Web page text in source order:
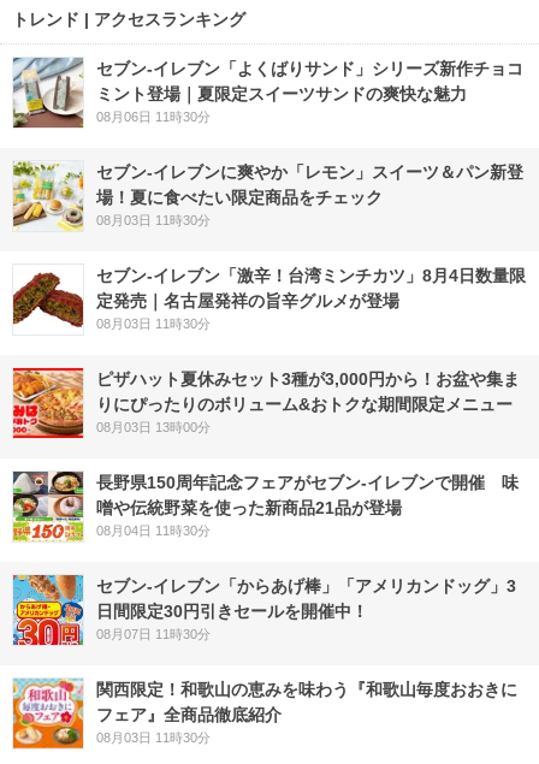
トレンド | アクセスランキング
セブン‐イレブン「よくばりサンド」シリーズ新作チョコ
ミント登場｜夏限定スイーツサンドの爽快な魅力
08月06日 11時30分
セブン‐イレブンに爽やか「レモン」スイーツ＆パン新登
場！夏に食べたい限定商品をチェック
08月03日 11時30分
セブン-イレブン「激辛！台湾ミンチカツ」8月4日数量限
定発売｜名古屋発祥の旨辛グルメが登場
08月03日 11時30分
ピザハット夏休みセット3種が3,000円から！お盆や集ま
りにぴったりのボリューム&おトクな期間限定メニュー
08月03日 13時00分
長野県150周年記念フェアがセブン-イレブンで開催 味
噌や伝統野菜を使った新商品21品が登場
08月04日 11時30分
セブン‐イレブン「からあげ棒」「アメリカンドッグ」3
日間限定30円引きセールを開催中！
08月07日 11時30分
関西限定！和歌山の恵みを味わう『和歌山毎度おおきに
フェア』全商品徹底紹介
08月03日 11時30分